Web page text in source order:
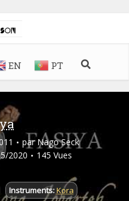
EN PT
par Nago Seck
2020
145 Vues
Instruments:Kora